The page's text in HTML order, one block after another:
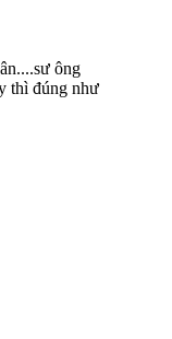
ông
thì đúng như